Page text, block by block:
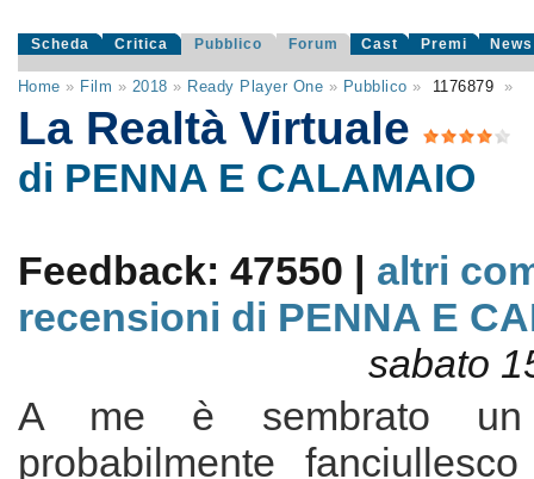
Scheda Critica Pubblico Forum Cast Premi News
Home » Film » 2018 » Ready Player One » Pubblico » 1176879 »
La Realtà Virtuale
di PENNA E CALAMAIO
Feedback: 47550 | altri
recensioni di PENNA E
sabato
A me è sembrato
probabilmente